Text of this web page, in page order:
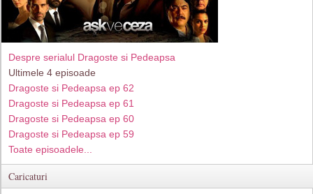
Despre serialul Dragoste si Pedeapsa
Ultimele 4 episoade
Dragoste si Pedeapsa ep 62
Dragoste si Pedeapsa ep 61
Dragoste si Pedeapsa ep 60
Dragoste si Pedeapsa ep 59
Toate episoadele...
Caricaturi